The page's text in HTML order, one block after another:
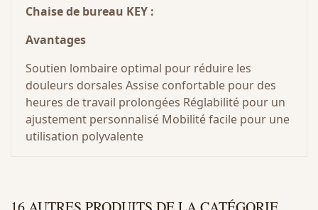
Chaise de bureau KEY :
Avantages
Soutien lombaire optimal pour réduire les
douleurs dorsales Assise confortable pour des
heures de travail prolongées Réglabilité pour un
ajustement personnalisé Mobilité facile pour une
utilisation polyvalente